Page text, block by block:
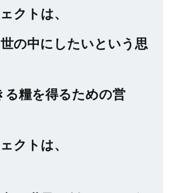
クトは、
の中にしたいという思
る糧を得るための営
クトは、